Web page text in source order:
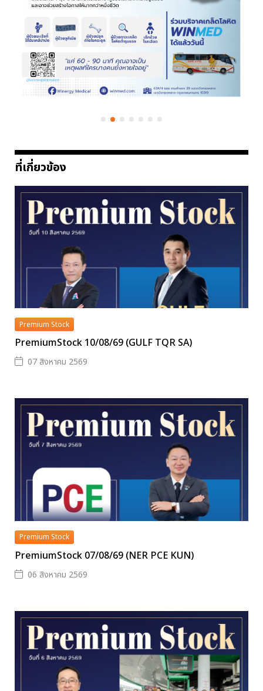
ที่เกี่ยวข้อง
Premium Stock
PremiumStock 10/08/69 (GULF TQR SA)
07 สิงหาคม 2569
Premium Stock
PremiumStock 07/08/69 (NER PCE KUN)
06 สิงหาคม 2569